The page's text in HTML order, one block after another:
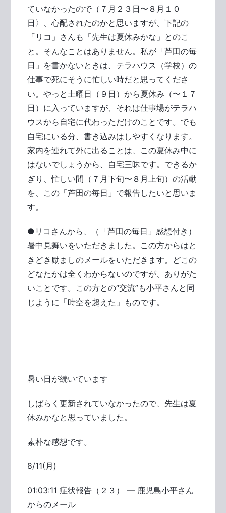
ていなかったので（７月２３日〜８月１０
日〉、心配されたのかと思いますが、下記の
「リコ」さんも「先生は夏休みかな」とのこ
と。そんなことはありません。私が「芦田の毎
日」を書かないときは、テラハウス（学校）の
仕事で死にそうに忙しい時だと思ってくださ
い。やっと土曜日（９日）から夏休み（〜１７
日）に入っていますが、それは仕事場がテラハ
ウスから自宅に代わっただけのことです。でも
自宅にいる分、書き込みはしやすくなります。
家内を連れて外に出ることは、この夏休み中に
はないでしょうから、自宅三昧です。できるか
ぎり、忙しい間（７月下旬〜８月上旬）の活動
を、この「芦田の毎日」で報告したいと思いま
す。
●リコさんから、（「芦田の毎日」感想付き）
暑中見舞いをいただきました。この方からはと
きどき励ましのメールをいただきます。どこの
どなたかは全くわからないのですが、ありがた
いことです。この方との“交流”も小平さんと同
じように「時空を超えた」ものです。
暑い日が続いています
しばらく更新されていなかったので、先生は夏
休みかなと思っていました。
素朴な感想です。
8/11(月)
01:03:11 症状報告（２３） ― 鹿児島小平さん
からのメール